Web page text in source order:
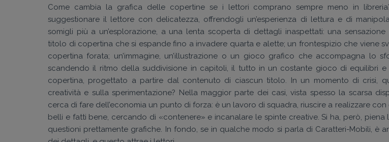
Come cambia la grafica delle copertine se i lettori comprano sempre meno in
suggestionare il lettore con delicatezza, offrendogli un’esperienza di lettura e di
somigli più a un’esplorazione, a una lenta scoperta di dettagli inaspettati: una
titolo di copertina che si espande fino a invadere quarta e alette; un frontespizio che viene
copertina forata; un’immagine, un’illustrazione o un gioco grafico che accompagna lo
scandendo il ritmo della suddivisione in capitoli, il tutto in un costante gioco di equilibri e
copertina, progettato a partire dal contenuto di ciascun titolo. In un momento di crisi,
creatività e sulla sperimentazione? Nella maggior parte dei casi, vista spesso la scarsa
cerca di fare dell’economia un punto di forza: è un lavoro di squadra, riuscire a realizzare
belli e fatti bene, cercando di «contenere» e incanalare le spinte creative. Si ha, però, piena
questioni prettamente grafiche. In fondo, se in qualche modo si parla di Caratteri-Mobili, è